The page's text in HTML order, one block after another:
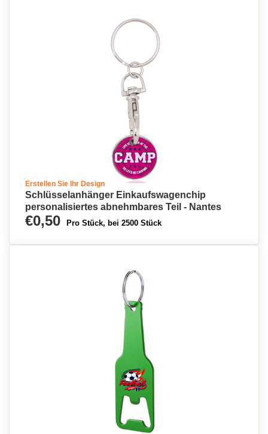
Erstellen Sie Ihr Design
Schlüsselanhänger Einkaufswagenchip
personalisiertes abnehmbares Teil - Nantes
€0,50 Pro Stück, bei 2500 Stück